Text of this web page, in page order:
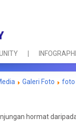
Galeri Foto foto
hormat